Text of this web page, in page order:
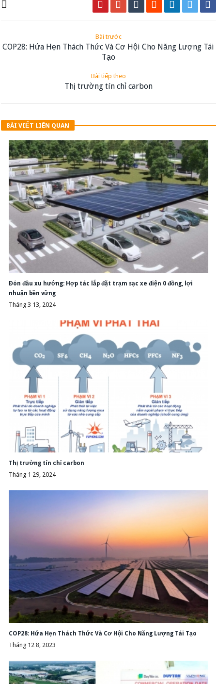
Bài trước
COP28: Hứa Hẹn Thách Thức Và Cơ Hội Cho Năng Lượng Tái
Tạo
Bài tiếp theo
Thị trường tín chỉ carbon
BÀI VIẾT LIÊN QUAN
Đón đầu xu hướng: Hợp tác lắp đặt trạm sạc xe điện 0 đồng, lợi
nhuận bền vững
Tháng 3 13, 2024
Thị trường tín chỉ carbon
Tháng 1 29, 2024
COP28: Hứa Hẹn Thách Thức Và Cơ Hội Cho Năng Lượng Tái Tạo
Tháng 12 8, 2023